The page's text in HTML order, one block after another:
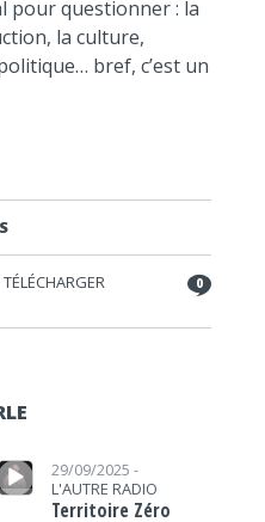
pour questionner : la
la culture,
bref, c’est un
TÉLÉCHARGER 0
audio
29/09/2025 -
L'AUTRE RADIO
Territoire Zéro